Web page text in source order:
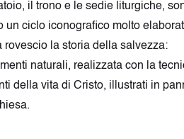
il trono e le sedie liturgiche,
un ciclo iconografico molto
rovescio la storia della salvezza:
naturali, realizzata con la
della vita di Cristo, illustrati in